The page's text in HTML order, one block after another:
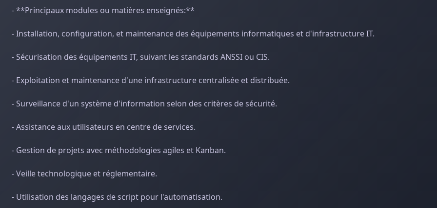
- **Principaux modules ou matières enseignés:**
- Installation, configuration, et maintenance des équipements informatiques et d'infrastructure IT.
- Sécurisation des équipements IT, suivant les standards ANSSI ou CIS.
- Exploitation et maintenance d'une infrastructure centralisée et distribuée.
- Surveillance d'un système d'information selon des critères de sécurité.
- Assistance aux utilisateurs en centre de services.
- Gestion de projets avec méthodologies agiles et Kanban.
- Veille technologique et réglementaire.
- Utilisation des langages de script pour l'automatisation.